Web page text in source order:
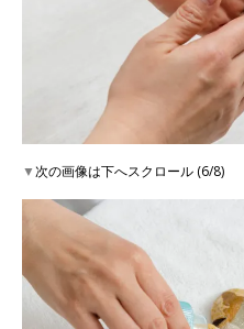
▼次の画像は下へスクロール (6/8)